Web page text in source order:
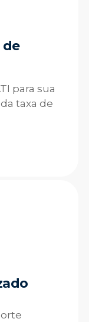
de
para sua
taxa de